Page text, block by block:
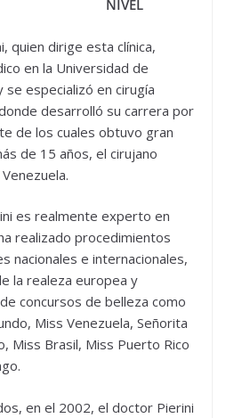
NIVEL
quien dirige esta clínica,
en la Universidad de
especializó en cirugía
desarrolló su carrera por
de los cuales obtuvo gran
de 15 años, el cirujano
es realmente experto en
realizado procedimientos
nacionales e internacionales,
la realeza europea y
concursos de belleza como
Miss Venezuela, Señorita
Miss Brasil, Miss Puerto Rico
en el 2002, el doctor Pierini